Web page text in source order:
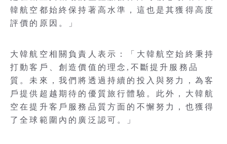
韓航空都始終保持著高水準，這也是其獲得高度
評價的原因。」
大韓航空相關負責人表示：「大韓航空始終秉持
打動客戶、創造價值的理念,不斷提升服務品
質。未來，我們將透過持續的投入與努力，為客
戶提供超越期待的優質旅行體驗。此外，大韓航
空在提升客戶服務品質方面的不懈努力，也獲得
了全球範圍內的廣泛認可。」